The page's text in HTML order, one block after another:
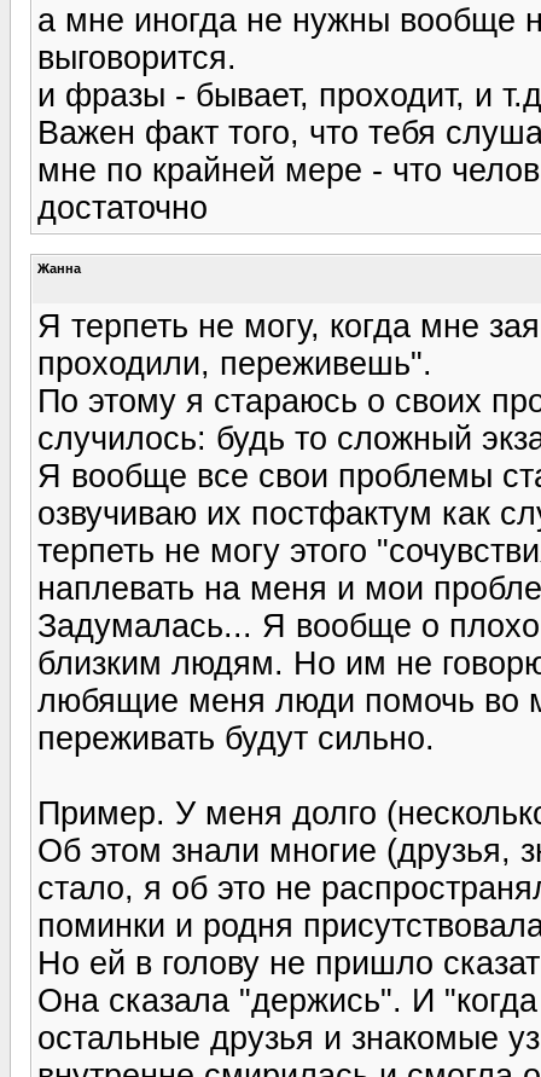
а мне иногда не нужны вообще
выговорится.
и фразы - бывает, проходит, и
Важен факт того, что тебя
мне по крайней мере - что
достаточно
Жанна
Я терпеть не могу, когда мне
проходили, переживешь".
По этому я стараюсь о своих
случилось: будь то сложный
Я вообще все свои проблемы
озвучиваю их постфактум как
терпеть не могу этого
наплевать на меня и мои
Задумалась... Я вообще о
близким людям. Но им не
любящие меня люди помочь во
переживать будут сильно.
Пример. У меня долго
Об этом знали многие (друзья,
стало, я об это не
поминки и родня
Но ей в голову не пришло
Она сказала "держись". И
остальные друзья и знакомые